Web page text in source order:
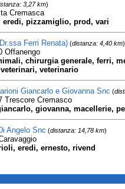
3,27 km)
Cremasca
eredi, pizzamiglio, prod, vari
Ferri Renata)(distanza: 4,40 km)
Offanengo
chirurgia generale, ferri,
veterinario
Giancarlo e Giovanna Snc (
Trescore Cremasco
giovanna, macellerie,
Angelo Snc (distanza: 14,78 km)
eredi, ernesto, rivend